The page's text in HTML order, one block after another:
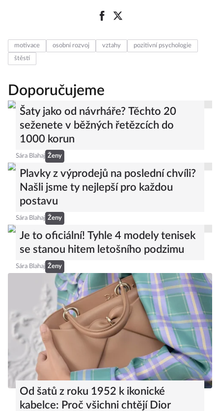
motivace osobní rozvoj vztahy
pozitivní psychologie
štěstí
Doporučujeme
Šaty jako od návrháře? Těchto 20
seženete v běžných řetězcích do
1000 korun
Sára Blahaj Ženy
Plavky z výprodejů na poslední chvíli?
Našli jsme ty nejlepší pro každou
postavu
Sára Blahaj Ženy
Je to oficiální! Tyhle 4 modely tenisek
se stanou hitem letošního podzimu
Sára Blahaj Ženy
Od šatů z roku 1952 k ikonické
kabelce: Proč všichni chtějí Dior